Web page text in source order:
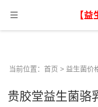
当前位置： 首页 > 益生菌价
贵胶堂益生菌骆